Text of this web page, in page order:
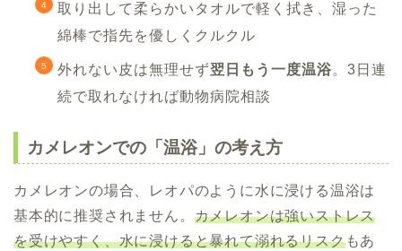
取り出して柔らかいタオルで軽く拭き、湿った
綿棒で指先を優しくクルクル
外れない皮は無理せず翌日もう一度温浴。3日連
続で取れなければ動物病院相談
カメレオンでの「温浴」の考え方
カメレオンの場合、レオパのように水に浸ける温浴は
基本的に推奨されません。 カメレオンは強いストレス
を受けやすく、水に浸けると暴れて溺れるリスクもあ